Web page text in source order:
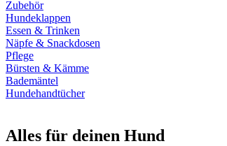
Zubehör
Hundeklappen
Essen & Trinken
Näpfe & Snackdosen
Pflege
Bürsten & Kämme
Bademäntel
Hundehandtücher
Alles für deinen Hund